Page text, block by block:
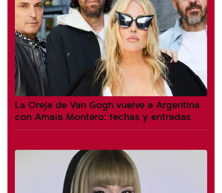
La Oreja de Van Gogh vuelve a Argentina
con Amaia Montero: fechas y entradas